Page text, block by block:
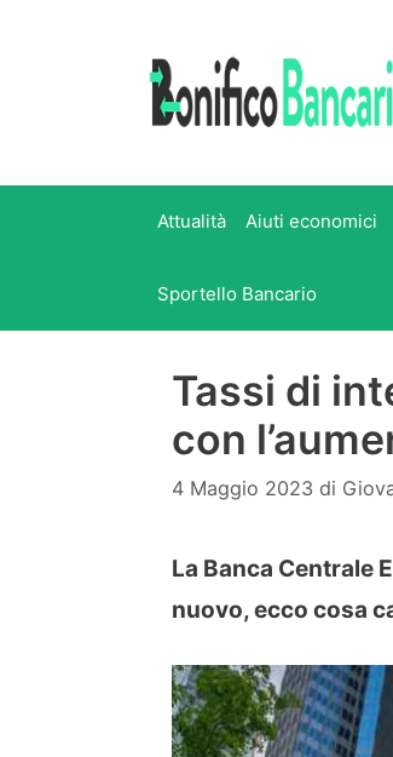
Attualità Aiuti economici
Sportello Bancario
Tassi di
con
4 Maggio 2023 di
La Banca Centrale
nuovo, ecco cosa